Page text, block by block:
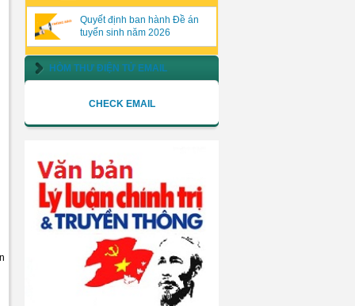
Quyết định ban hành Đề án
tuyển sinh năm 2026
HÒM THƯ ĐIỆN TỬ EMAIL
CHECK EMAIL